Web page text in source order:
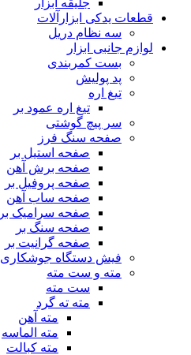
قطعات یدکی ابزارآلات
سه نظام دریل
لوازم جانبی ابزار
بست کمربندی
پد پولیش
تیغ اره
تیغ اره عمود بر
سر پیچ گوشتی
صفحه سنگ فرز
صفحه استیل بر
صفحه برش آهن
صفحه پروفیل بر
صفحه ساب آهن
صفحه سرامیک بر
صفحه سنگ بر
صفحه گرانیت بر
فیش دستگاه جوشکاری
مته و ست مته
ست مته
مته ته گرد
مته آهن
مته الماسه
مته کبالت